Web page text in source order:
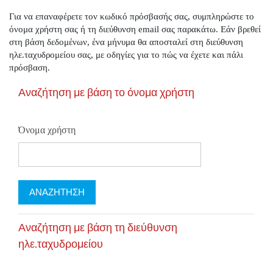
Για να επαναφέρετε τον κωδικό πρόσβασής σας, συμπληρώστε το
όνομα χρήστη σας ή τη διεύθυνση email σας παρακάτω. Εάν βρεθεί
στη βάση δεδομένων, ένα μήνυμα θα αποσταλεί στη διεύθυνση
ηλε.ταχυδρομείου σας, με οδηγίες για το πώς να έχετε και πάλι
πρόσβαση.
Αναζήτηση με βάση το όνομα χρήστη
Όνομα χρήστη
Αναζήτηση με βάση τη διεύθυνση
ηλε.ταχυδρομείου